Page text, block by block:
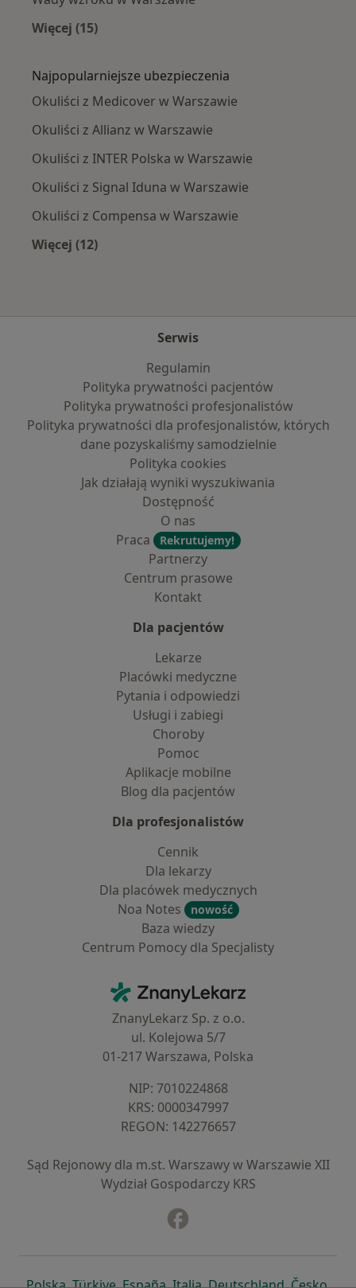
Więcej (15)
Najpopularniejsze ubezpieczenia
Okuliści z Medicover w Warszawie
Okuliści z Allianz w Warszawie
Okuliści z INTER Polska w Warszawie
Okuliści z Signal Iduna w Warszawie
Okuliści z Compensa w Warszawie
Więcej (12)
Serwis
Regulamin
Polityka prywatności pacjentów
Polityka prywatności profesjonalistów
Polityka prywatności dla profesjonalistów, których
dane pozyskaliśmy samodzielnie
Polityka cookies
Jak działają wyniki wyszukiwania
Dostępność
O nas
Praca
Rekrutujemy!
Partnerzy
Centrum prasowe
Kontakt
Dla pacjentów
Lekarze
Placówki medyczne
Pytania i odpowiedzi
Usługi i zabiegi
Choroby
Pomoc
Aplikacje mobilne
Blog dla pacjentów
Dla profesjonalistów
Cennik
Dla lekarzy
Dla placówek medycznych
Noa Notes
nowość
Baza wiedzy
Centrum Pomocy dla Specjalisty
ZnanyLekarz - Strona główna
ZnanyLekarz Sp. z o.o.
ul. Kolejowa 5/7
01-217 Warszawa, Polska
NIP: ⁠7010224868
KRS: ⁠0000347997
REGON: ⁠142276657
Sąd Rejonowy dla m.st. Warszawy w Warszawie XII
Wydział Gospodarczy KRS
otwiera się w nowej karcie
otwiera się w nowej karcie
otwiera się w nowej karcie
otwiera się w nowej
otwiera się